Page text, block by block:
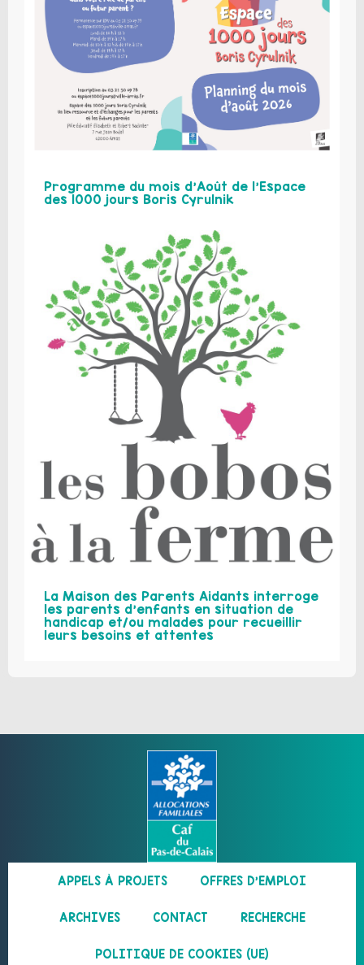
Programme du mois d’Août de l’Espace
des 1000 jours Boris Cyrulnik
La Maison des Parents Aidants interroge
les parents d’enfants en situation de
handicap et/ou malades pour recueillir
leurs besoins et attentes
APPELS À PROJETS OFFRES D’EMPLOI
ARCHIVES CONTACT RECHERCHE
POLITIQUE DE COOKIES (UE)